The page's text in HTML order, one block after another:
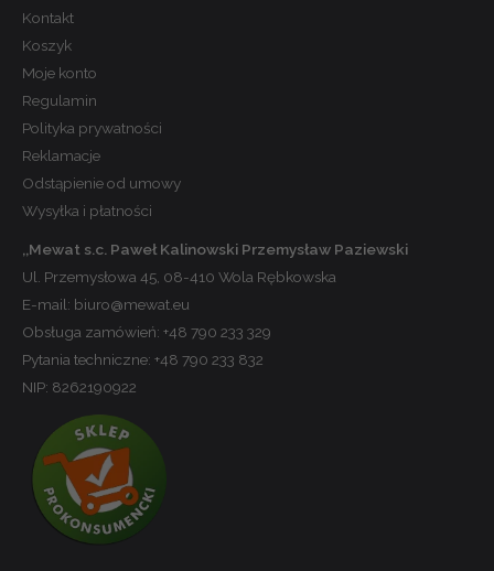
Kontakt
Koszyk
Moje konto
Regulamin
Polityka prywatności
Reklamacje
Odstąpienie od umowy
Wysyłka i płatności
,,Mewat s.c. Paweł Kalinowski Przemysław Paziewski
Ul. Przemysłowa 45, 08-410 Wola Rębkowska
E-mail: biuro@mewat.eu
Obsługa zamówień: +48 790 233 329
Pytania techniczne: +48 790 233 832
NIP: 8262190922